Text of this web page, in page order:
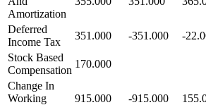
Amortization
Deferred
Income Tax
351.000 -351.000 -
Stock Based
Compensation
170.000
Change In
Working
915.000 -915.000